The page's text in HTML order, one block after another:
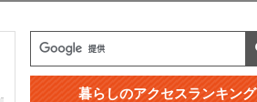
暮らしのアクセスランキング